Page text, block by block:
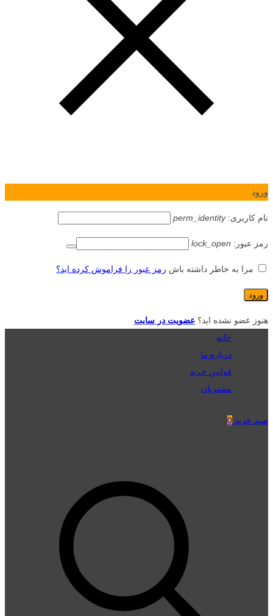
ورود
نام کاربری:perm_identity
رمز عبور: lock_open
مرا به خاطر داشته باش رمز عبور را فراموش کرده اید؟
هنوز عضو نشده اید؟ عضویت در سایت
خانه
درباره ما
قوانین خرید
مشتریان
سبد خرید 0